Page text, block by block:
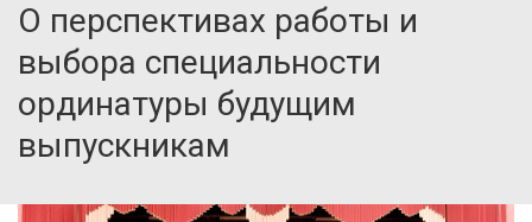
О перспективах работы и
выбора специальности
ординатуры будущим
выпускникам